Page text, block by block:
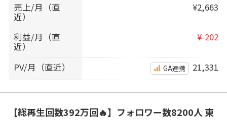
売上/月（直
近）
¥2,663
利益/月（直
近）
¥-202
PV/月（直近） GA連携 21,331
【総再生回数392万回🔥】フォロワー数8200人 東